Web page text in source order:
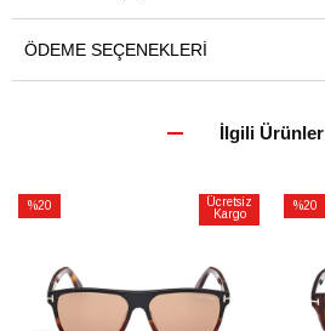
ÖDEME SEÇENEKLERI
İlgili Ürünler
%20
Ücretsiz
Kargo
%20